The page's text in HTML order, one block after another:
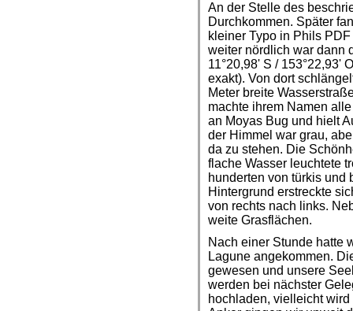
An der Stelle des
Durchkommen. Später
kleiner Typo in Phils
weiter nördlich war dann
11°20,98' S / 153°22,93'
exakt). Von dort
Meter breite
machte ihrem Namen
an Moyas Bug und hielt
der Himmel war grau,
da zu stehen. Die
flache Wasser leuchtete
hunderten von türkis und
Hintergrund erstreckte
von rechts nach links.
weite Grasflächen.
Nach einer Stunde hatte
Lagune angekommen.
gewesen und unsere
werden bei nächster
hochladen, vielleicht